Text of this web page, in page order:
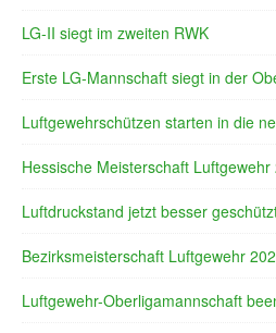
LG-II siegt im zweiten RWK
Erste LG-Mannschaft siegt in der
Luftgewehrschützen starten in die
Hessische Meisterschaft Luftgewehr
Luftdruckstand jetzt besser
Bezirksmeisterschaft Luftgewehr
Luftgewehr-Oberligamannschaft